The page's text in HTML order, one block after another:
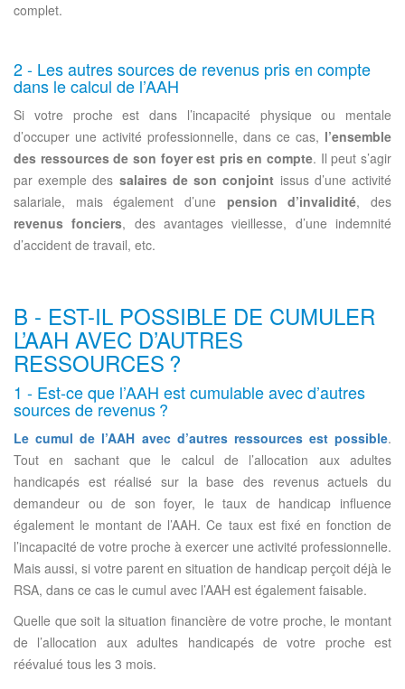
complet.
2 - Les autres sources de revenus pris en compte
dans le calcul de l’AAH
Si votre proche est dans l’incapacité physique ou mentale
d’occuper une activité professionnelle, dans ce cas, l’ensemble
des ressources de son foyer est pris en compte. Il peut s’agir
par exemple des salaires de son conjoint issus d’une activité
salariale, mais également d’une pension d’invalidité, des
revenus fonciers, des avantages vieillesse, d’une indemnité
d’accident de travail, etc.
B - EST-IL POSSIBLE DE CUMULER
L’AAH AVEC D’AUTRES
RESSOURCES ?
1 - Est-ce que l’AAH est cumulable avec d’autres
sources de revenus ?
Le cumul de l’AAH avec d’autres ressources est possible.
Tout en sachant que le calcul de l’allocation aux adultes
handicapés est réalisé sur la base des revenus actuels du
demandeur ou de son foyer, le taux de handicap influence
également le montant de l’AAH. Ce taux est fixé en fonction de
l’incapacité de votre proche à exercer une activité professionnelle.
Mais aussi, si votre parent en situation de handicap perçoit déjà le
RSA, dans ce cas le cumul avec l’AAH est également faisable.
Quelle que soit la situation financière de votre proche, le montant
de l’allocation aux adultes handicapés de votre proche est
réévalué tous les 3 mois.